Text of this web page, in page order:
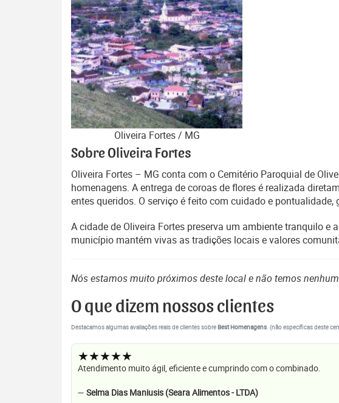
Oliveira Fortes / MG
Sobre Oliveira Fortes
Oliveira Fortes – MG conta com o Cemitério Paroquial de
homenagens. A entrega de coroas de flores é realizada
entes queridos. O serviço é feito com cuidado e
A cidade de Oliveira Fortes preserva um ambiente tranquilo
município mantém vivas as tradições locais e valores
Nós estamos muito próximos deste local e não temos
O que dizem nossos clientes
Destacamos algumas avaliações reais de clientes sobreBest Homenagens. (não específicas deste
★★★★★
Atendimento muito ágil, eficiente e cumprindo com o combinado.
— Selma Dias Maniusis (Seara Alimentos - LTDA)